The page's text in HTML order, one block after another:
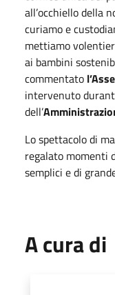
all’occhiello della
curiamo e
mettiamo
ai bambini
commentato
intervenuto
dell’
Lo spettacolo di
regalato momenti
semplici e di
A cura di